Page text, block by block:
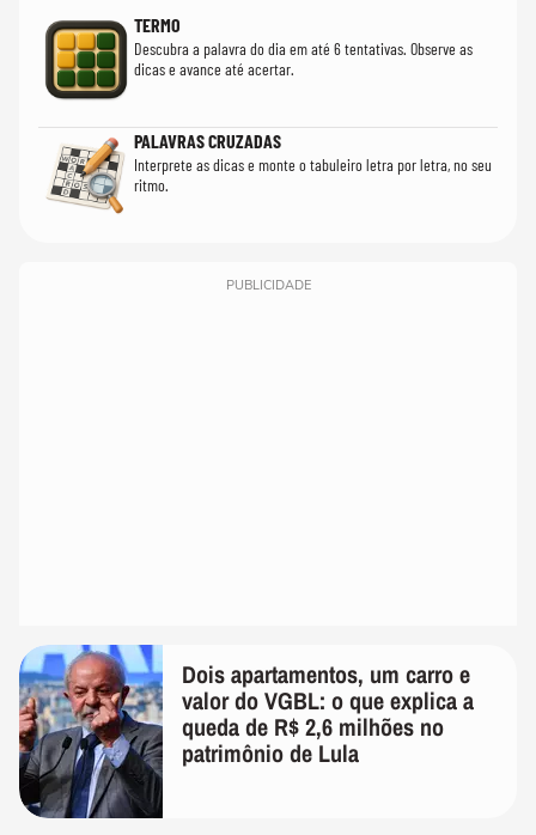
TERMO
Descubra a palavra do dia em até 6 tentativas. Observe as
dicas e avance até acertar.
PALAVRAS CRUZADAS
Interprete as dicas e monte o tabuleiro letra por letra, no seu
ritmo.
PUBLICIDADE
Dois apartamentos, um carro e
valor do VGBL: o que explica a
queda de R$ 2,6 milhões no
patrimônio de Lula